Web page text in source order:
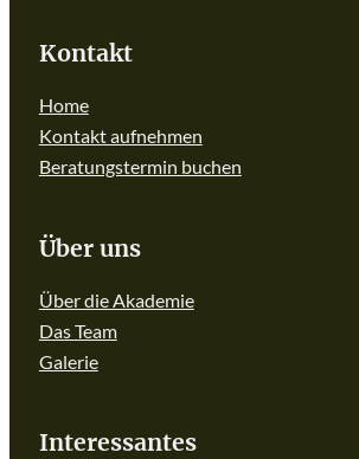
Kontakt
Home
Kontakt aufnehmen
Beratungstermin buchen
Über uns
Über die Akademie
Das Team
Galerie
Interessantes